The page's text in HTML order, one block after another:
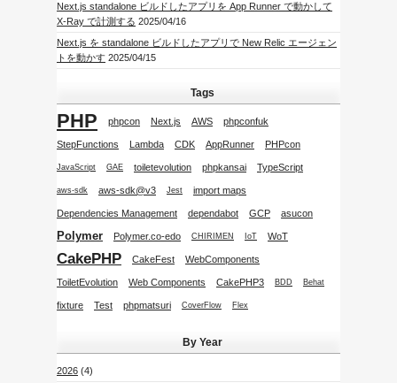
Next.js standalone ビルドしたアプリを App Runner で動かして
X-Ray で計測する 2025/04/16
Next.js を standalone ビルドしたアプリで New Relic エージェン
トを動かす 2025/04/15
Tags
PHP phpcon Next.js AWS phpconfuk
StepFunctions Lambda CDK AppRunner PHPcon
JavaScript GAE toiletevolution phpkansai TypeScript
aws-sdk aws-sdk@v3 Jest import maps
Dependencies Management dependabot GCP asucon
Polymer Polymer.co-edo CHIRIMEN IoT WoT
CakePHP CakeFest WebComponents
ToiletEvolution Web Components CakePHP3 BDD Behat
fixture Test phpmatsuri CoverFlow Flex
By Year
2026 (4)